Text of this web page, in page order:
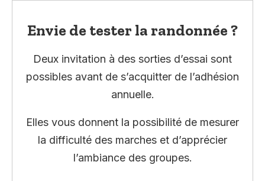
Envie de tester la randonnée ?
Deux invitation à des sorties d’essai sont
possibles avant de s’acquitter de l’adhésion
annuelle.
Elles vous donnent la possibilité de mesurer
la difficulté des marches et d’apprécier
l’ambiance des groupes.